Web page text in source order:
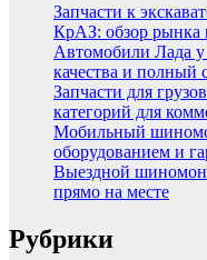
Запчасти к
КрАЗ: обзор рынка
Автомобили Лада у
качества и полный
Запчасти для
категорий для
Мобильный
оборудованием и
Выездной
прямо на месте
Рубрики